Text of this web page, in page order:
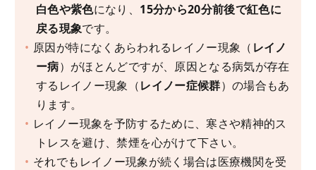
白色や紫色になり、 15分から20分前後で紅色に
戻る現象です。
原因が特になくあらわれるレイノー現象（ レイノ
ー病）がほとんどですが、原因となる病気が存在
するレイノー現象（レイノー症候群）の場合もあ
ります。
レイノー現象を予防するために、寒さや精神的ス
トレスを避け、禁煙を心がけて下さい。
それでもレイノー現象が続く場合は医療機関を受